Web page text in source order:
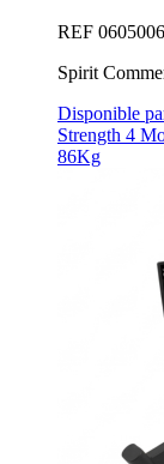
REF
Spirit
Disponible
Strength 4
86Kg